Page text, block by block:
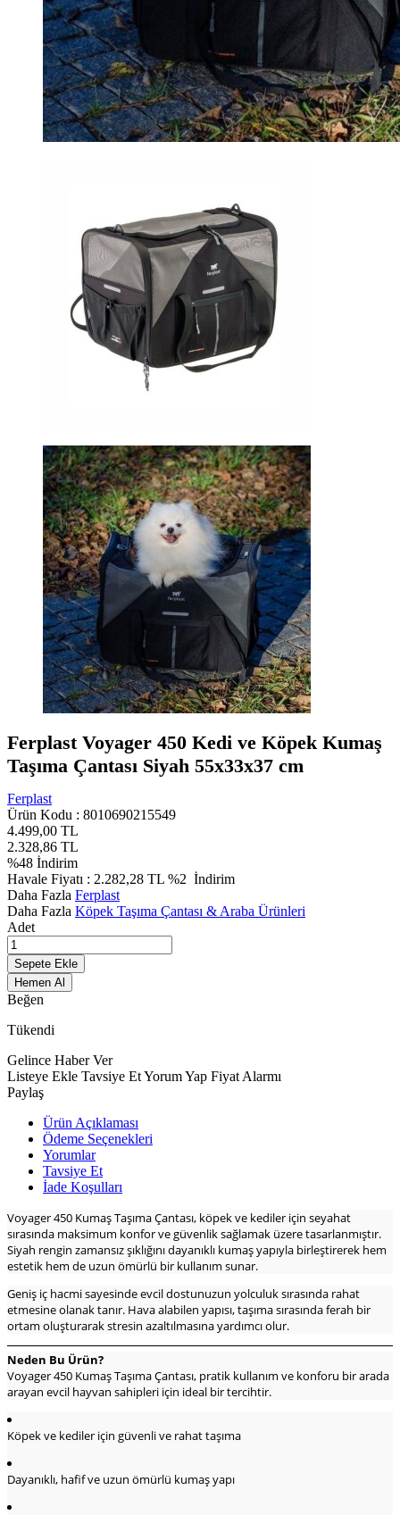
Ferplast Voyager 450 Kedi ve Köpek Kumaş
Taşıma Çantası Siyah 55x33x37 cm
Ferplast
Ürün Kodu : 8010690215549
4.499,00 TL
2.328,86 TL
%48 İndirim
Havale Fiyatı : 2.282,28 TL %2 İndirim
Daha Fazla Ferplast
Daha Fazla Köpek Taşıma Çantası & Araba Ürünleri
Adet
Sepete Ekle
Hemen Al
Beğen
Tükendi
Gelince Haber Ver
Listeye Ekle Tavsiye EtYorum Yap Fiyat Alarmı
Paylaş
Ürün Açıklaması
Ödeme Seçenekleri
Yorumlar
Tavsiye Et
İade Koşulları
Voyager 450 Kumaş Taşıma Çantası, köpek ve kediler için seyahat
sırasında maksimum konfor ve güvenlik sağlamak üzere tasarlanmıştır.
Siyah rengin zamansız şıklığını dayanıklı kumaş yapıyla birleştirerek hem
estetik hem de uzun ömürlü bir kullanım sunar.
Geniş iç hacmi sayesinde evcil dostunuzun yolculuk sırasında rahat
etmesine olanak tanır. Hava alabilen yapısı, taşıma sırasında ferah bir
ortam oluşturarak stresin azaltılmasına yardımcı olur.
Neden Bu Ürün?
Voyager 450 Kumaş Taşıma Çantası, pratik kullanım ve konforu bir arada
arayan evcil hayvan sahipleri için ideal bir tercihtir.
Köpek ve kediler için güvenli ve rahat taşıma
Dayanıklı, hafif ve uzun ömürlü kumaş yapı